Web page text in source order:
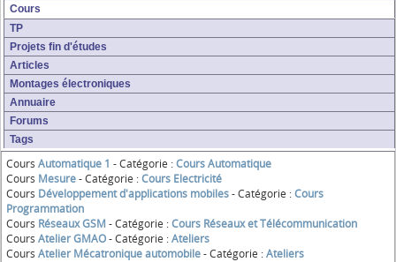
Cours
TP
Projets fin d'études
Articles
Montages électroniques
Annuaire
Forums
Tags
Cours Automatique 1 - Catégorie :Cours Automatique
Cours Mesure- Catégorie :Cours Electricité
Cours Développement d'applications mobiles- Catégorie :Cours
Programmation
Cours Réseaux GSM - Catégorie :Cours Réseaux et Télécommunication
Cours Atelier GMAO- Catégorie :Ateliers
Cours Atelier Mécatronique automobile- Catégorie :Ateliers